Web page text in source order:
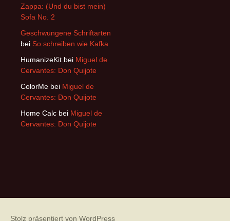
Zappa: (Und du bist mein)
Sofa No. 2
Geschwungene Schriftarten
bei So schreiben wie Kafka
HumanizeKit bei Miguel de
Cervantes: Don Quijote
ColorMe bei Miguel de
Cervantes: Don Quijote
Home Calc bei Miguel de
Cervantes: Don Quijote
Stolz präsentiert von WordPress